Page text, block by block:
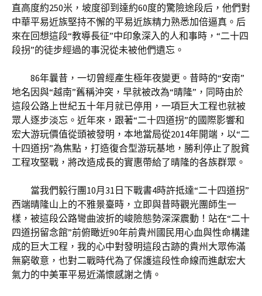
直高度約250米，坡度卻到達約60度的驚險途段后，他們對
中華平易近族堅持不懈的平易近族精力熟悉加倍逼真。后
來在回想這段“教導長征”中印象深入的人和事時，“二十四
段拐”的徒步經過的事況從未被他們遺忘。
86年曩昔，一切曾經產生極年夜變更。昔時的“安南”
地名因與“越南”舊稱沖突，早就被改為“晴隆”，同時由於
這段公路上世紀五十年月就已停用，一項巨大工程也就被
眾人逐步淡忘。近年來，跟著“二十四道拐”的國際影響和
宏大游玩價值從頭被發明，本地當局從2014年開端，以“二
十四道拐”為焦點，打造復合型游玩基地，勝利停止了脫貧
工程攻堅戰，將改造成長的實惠帶給了晴隆的各族群眾。
當我們毅行團10月31日下戰書4時許抵達“二十四道拐”
西端晴隆山上的不雅景臺時，立即與昔時觀光團師生一
樣，被這段公路彎曲波折的峻險態勢深深震動！站在“二十
四道拐留念館”前俯瞰近90年前貴州國民用心血與性命構建
成的巨大工程，我的心中對發明這段古跡的貴州大眾佈滿
無窮敬意，也對二戰時代為了保護這段性命線而進獻宏大
氣力的中美軍平易近滿懷感謝之情。